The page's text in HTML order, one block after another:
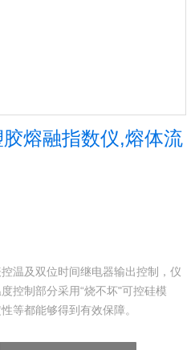
熔融指数仪,熔体流
温及双位时间继电器输出控制，仪
控制部分采用“烧不坏"可控硅模
等都能够得到有效保障。